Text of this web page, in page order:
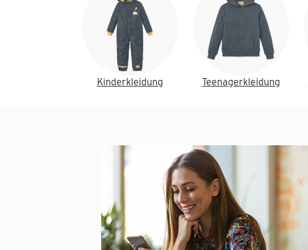
Kinderkleidung Teenagerkleidung